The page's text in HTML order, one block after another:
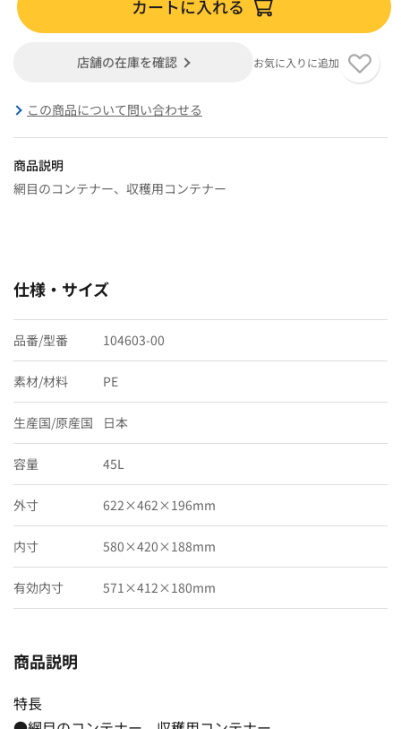
カートに入れる
店舗の在庫を確認 お気に入りに追加
この商品について問い合わせる
商品説明
網目のコンテナー、収穫用コンテナー
仕様・サイズ
品番/型番 104603-00
素材/材料 PE
生産国/原産国 日本
容量 45L
外寸 622×462×196mm
内寸 580×420×188mm
有効内寸 571×412×180mm
商品説明
特長